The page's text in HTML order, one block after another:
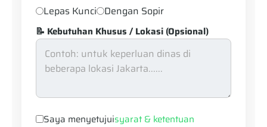
Lepas Kunci Dengan Sopir
📝 Kebutuhan Khusus / Lokasi (Opsional)
Saya menyetujuisyarat & ketentuan